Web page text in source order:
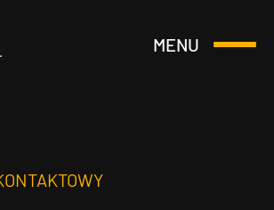
MENU
Otwórz